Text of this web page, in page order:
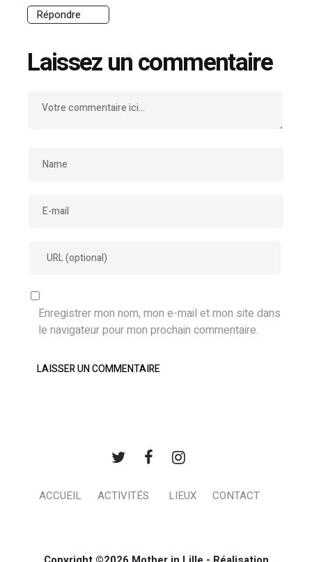
Répondre
Laissez un commentaire
Enregistrer mon nom, mon e-mail et mon site dans
le navigateur pour mon prochain commentaire.
ACCUEIL ACTIVITÉS LIEUX CONTACT